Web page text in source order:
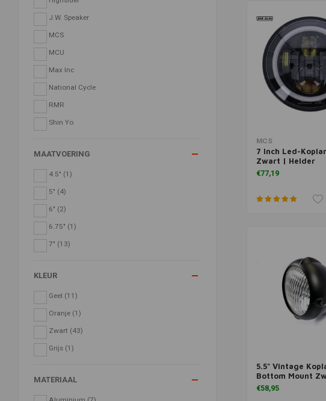
J.W. Speaker
MCS
MCU
Max Inc
National Cycle
RMR
Shin Yo
MAATVOERING
4.5" (1)
5" (4)
6" (2)
6.75" (1)
7" (13)
KLEUR
Geel (11)
Oranje (1)
Zwart (43)
Grijs (1)
MATERIAAL
Toevoegen aan
MCS
7 Inch Led-
Zwart | Helder
€77,19
Toevoegen aan
5.5" Vintage
Bottom Mount
€58,95